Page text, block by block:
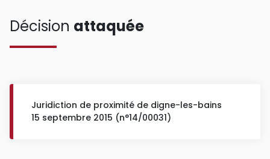
Décision attaquée
Juridiction de proximité de digne-les-bains
15 septembre 2015 (n°14/00031)